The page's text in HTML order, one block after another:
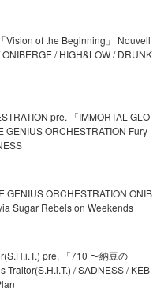
Vision of the Beginning」 Nouvell
/ HIGH&LOW / DRUNK
pre. 「IMMORTAL GLO
GENIUS ORCHESTRATION Fury
GENIUS ORCHESTRATION ONIB
Sugar Rebels on Weekends
pre. 「710 〜納豆の
Traitor(S.H.i.T.) / SADNESS / KEB